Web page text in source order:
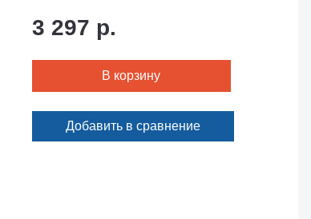
3 297 р.
В корзину
Добавить в сравнение